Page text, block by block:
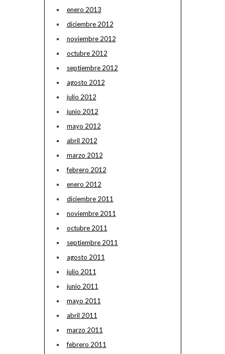
enero 2013
diciembre 2012
noviembre 2012
octubre 2012
septiembre 2012
agosto 2012
julio 2012
junio 2012
mayo 2012
abril 2012
marzo 2012
febrero 2012
enero 2012
diciembre 2011
noviembre 2011
octubre 2011
septiembre 2011
agosto 2011
julio 2011
junio 2011
mayo 2011
abril 2011
marzo 2011
febrero 2011